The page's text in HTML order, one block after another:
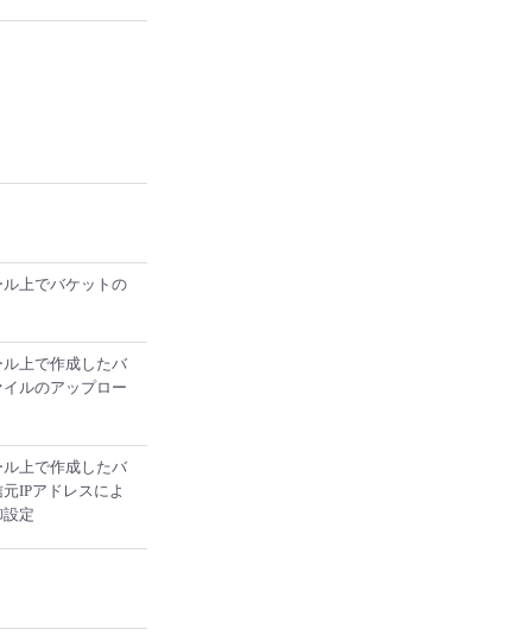
ル上でバケットの
ル上で作成したバ
ルのアップロー
ル上で作成したバ
IPアドレスによ
定